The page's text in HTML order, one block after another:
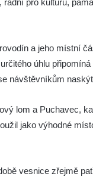
a jeho místní
úhlu
návštěvníkům
lom a Puchavec,
jako výhodné
vesnice zřejmě